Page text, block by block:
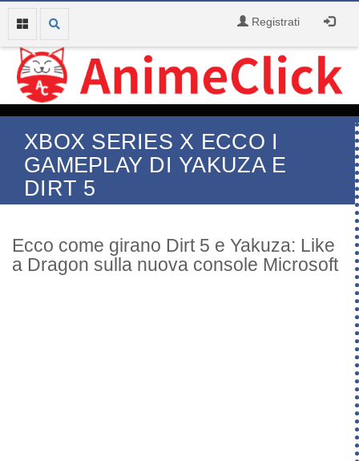
Registrati
XBOX SERIES X ECCO I
GAMEPLAY DI YAKUZA E
DIRT 5
Ecco come girano Dirt 5 e Yakuza: Like
a Dragon sulla nuova console Microsoft